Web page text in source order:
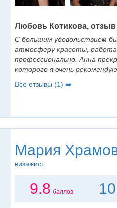
Любовь Котикова, отзыв
С большим удовольствием
атмосферу красоты,
профессионально. Анна
которого я очень
Все отзывы (1) ➡️
Мария
визажист
9.8 баллов 10